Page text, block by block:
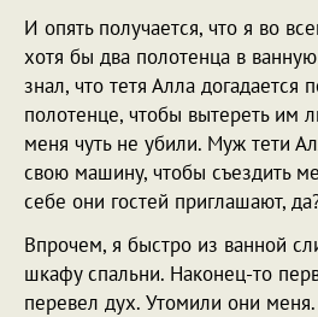
И опять получается, что я во
хотя бы два полотенца в
знал, что тетя Алла догадается
полотенце, чтобы вытереть им
меня чуть не убили. Муж тети
свою машину, чтобы съездить
себе они гостей приглашают,
Впрочем, я быстро из ванной
шкафу спальни. Наконец-то
перевел дух. Утомили они